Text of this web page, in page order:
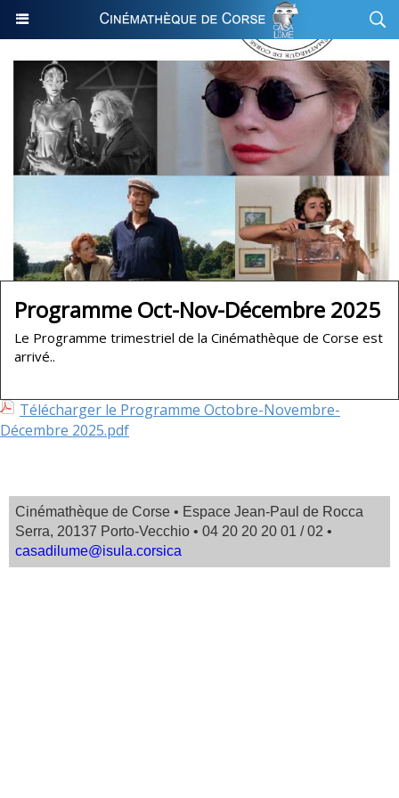
Programme Oct-Nov-Décembre 2025
Le Programme trimestriel de la Cinémathèque de Corse est
arrivé..
Télécharger le Programme Octobre-Novembre-
Décembre 2025.pdf
Cinémathèque de Corse • Espace Jean-Paul de Rocca
Serra, 20137 Porto-Vecchio • 04 20 20 20 01 / 02 •
casadilume@isula.corsica